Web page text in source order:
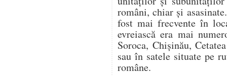
români, chiar și
fost mai frecvente în
evreiască era mai
Soroca, Chișinău,
sau în satele situate pe
române.